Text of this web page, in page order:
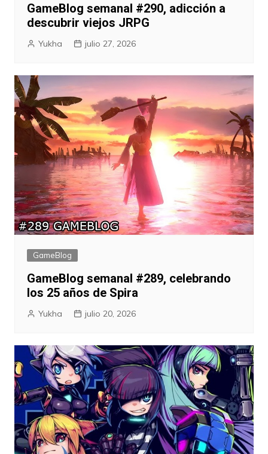
GameBlog semanal #290, adicción a
descubrir viejos JRPG
Yukha julio 27, 2026
GameBlog
GameBlog semanal #289, celebrando
los 25 años de Spira
Yukha julio 20, 2026